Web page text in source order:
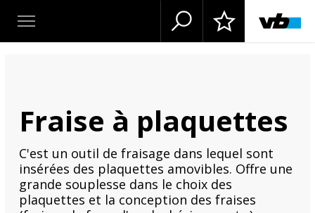
Fraise à plaquettes
C'est un outil de fraisage dans lequel sont
insérées des plaquettes amovibles. Offre une
grande souplesse dans le choix des
plaquettes et la conception des fraises